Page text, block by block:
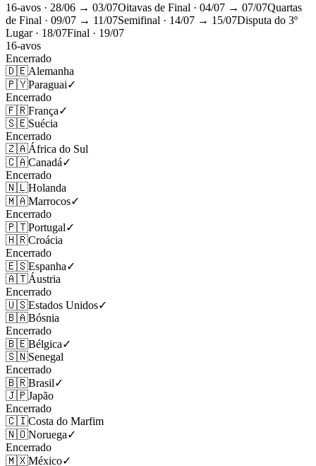
16-avos · 28/06 → 03/07Oitavas de Final · 04/07 → 07/07Quartas
de Final · 09/07 → 11/07Semifinal · 14/07 → 15/07Disputa do 3º
Lugar· 18/07Final · 19/07
16-avos
Encerrado
🇩🇪Alemanha
🇵🇾Paraguai✓
Encerrado
🇫🇷França✓
🇸🇪Suécia
Encerrado
🇿🇦África do Sul
🇨🇦Canadá✓
Encerrado
🇳🇱Holanda
🇲🇦Marrocos✓
Encerrado
🇵🇹Portugal✓
🇭🇷Croácia
Encerrado
🇪🇸Espanha✓
🇦🇹Áustria
Encerrado
🇺🇸Estados Unidos✓
🇧🇦Bósnia
Encerrado
🇧🇪Bélgica✓
🇸🇳Senegal
Encerrado
🇧🇷Brasil✓
🇯🇵Japão
Encerrado
🇨🇮Costa do Marfim
🇳🇴Noruega✓
Encerrado
🇲🇽México✓